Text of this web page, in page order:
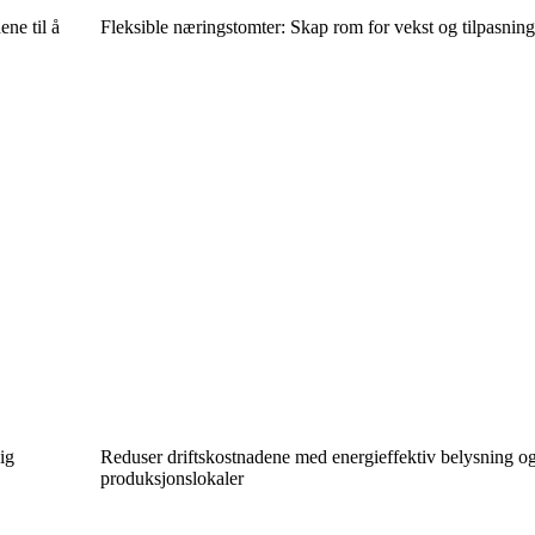
til å Fleksible næringstomter: Skap rom for vekst og tilpasning
Reduser driftskostnadene med energieffektiv belysning
produksjonslokaler